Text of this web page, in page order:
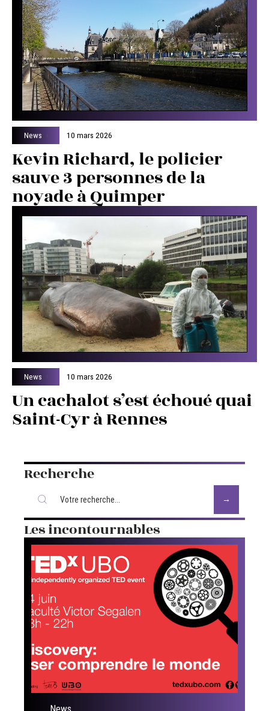
News 10 mars 2026
Kevin Richard, le policier
sauve 3 personnes de la
noyade à Quimper
News 10 mars 2026
Un cachalot s’est échoué quai
Saint-Cyr à Rennes
Recherche
Les incontournables